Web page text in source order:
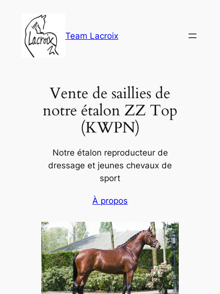
contenu
Team Lacroix
Vente de saillies de
notre étalon ZZ Top
(KWPN)
Notre étalon reproducteur de
dressage et jeunes chevaux de
sport
À propos